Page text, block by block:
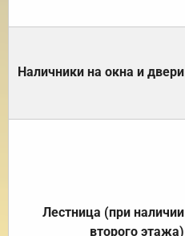
Наличники на окна и двери
Лестница (при наличии
второго этажа)